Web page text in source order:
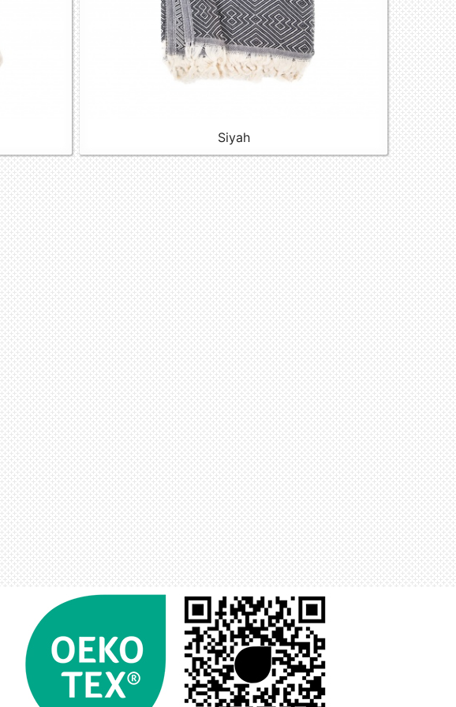
Siyah